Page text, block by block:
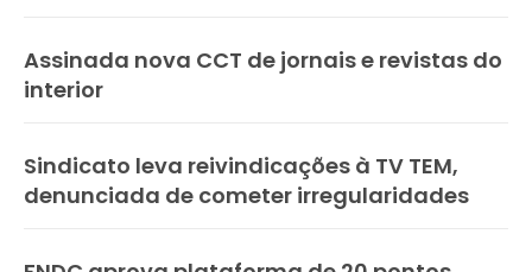
Assinada nova CCT de jornais e revistas do
interior
Sindicato leva reivindicações à TV TEM,
denunciada de cometer irregularidades